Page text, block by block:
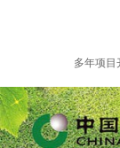
多年项